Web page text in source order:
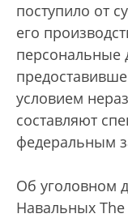
поступило от
его
персональные
условием
составляют
федеральным
Об уголовном
Навальных